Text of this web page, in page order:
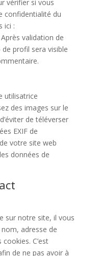
vérifier si vous
confidentialité du
ici :
validation de
profil sera visible
utilisatrice
des images sur le
de téléverser
EXIF de
votre site web
données de
sur notre site, il vous
adresse de
C’est
de ne pas avoir à